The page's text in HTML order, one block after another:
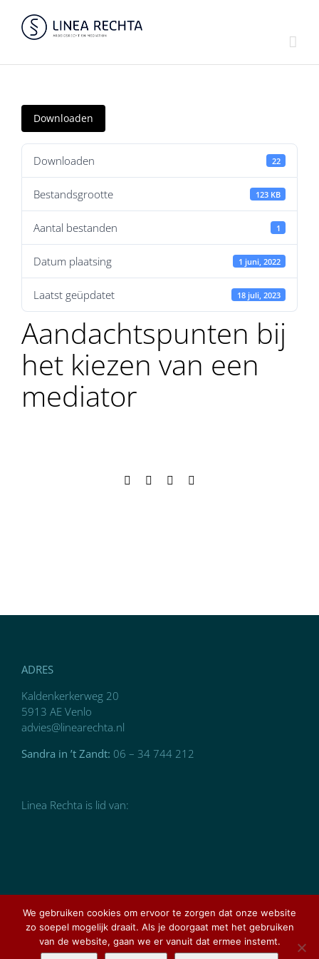
inhoud
Downloaden
Downloaden 22
Bestandsgrootte 123 KB
Aantal bestanden 1
Datum plaatsing 1 juni, 2022
Laatst geüpdatet 18 juli, 2023
Aandachtspunten bij
het kiezen van een
mediator
Facebook LinkedIn
ADRES
Kaldenkerkerweg 20
5913 AE Venlo
advies@linearechta.nl
Sandra in ’t Zandt: 06 – 34 744 212
Linea Rechta is lid van:
Ontworpen en gerealiseerd doorAMCLOUT graphic
We gebruiken cookies om ervoor te zorgen dat onze website
zo soepel mogelijk draait. Als je doorgaat met het gebruiken
van de website, gaan we er vanuit dat ermee instemt.